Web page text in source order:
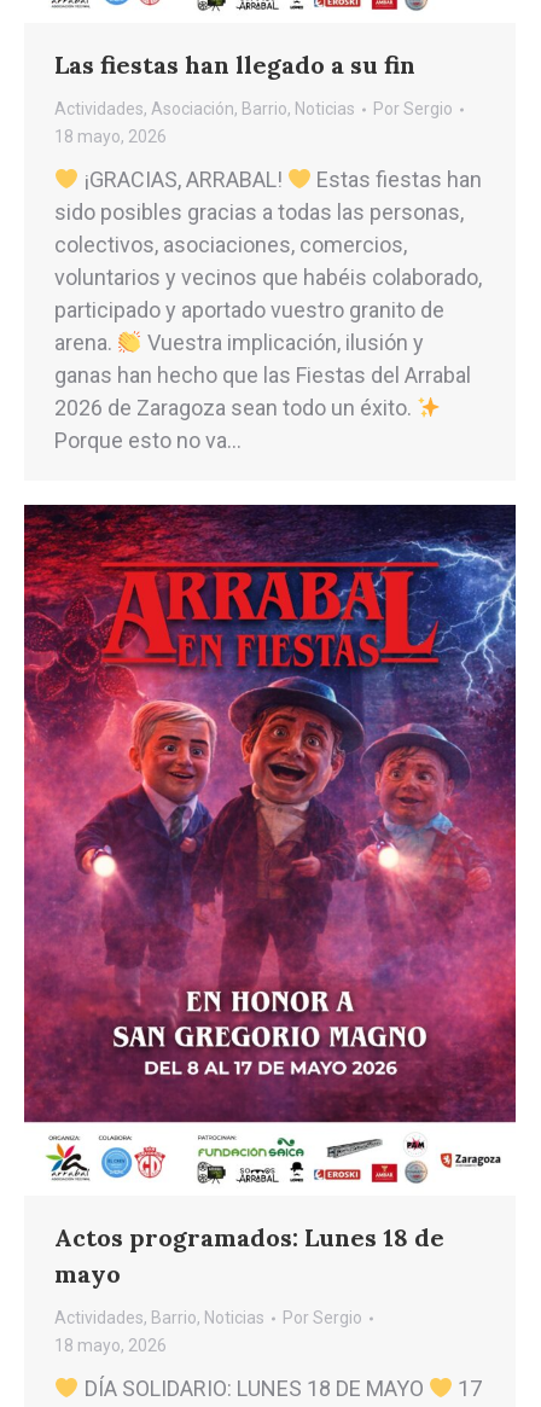
Las fiestas han llegado a su fin
Actividades, Asociación, Barrio, Noticias PorSergio
18 mayo, 2026
¡GRACIAS, ARRABAL!
Estas fiestas han
sido posibles gracias a todas las personas,
colectivos, asociaciones, comercios,
voluntarios y vecinos que habéis colaborado,
participado y aportado vuestro granito de
arena.
Vuestra implicación, ilusión y
ganas han hecho que las Fiestas del Arrabal
2026 de Zaragoza sean todo un éxito.
Porque esto no va…
Actos programados: Lunes 18 de
mayo
Actividades, Barrio, Noticias PorSergio
18 mayo, 2026
DÍA SOLIDARIO: LUNES 18 DE MAYO
17